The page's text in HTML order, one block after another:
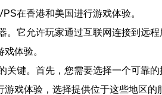
在香港和美国进行游戏体验。
。它允许玩家通过互联网连接到远
体验。
键。首先，您需要选择一个可靠
戏体验，选择提供位于这些地区的